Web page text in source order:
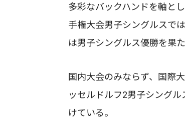
多彩なバックハンドを軸と
手権大会男子シングルスで
は男子シングルス優勝を果
国内大会のみならず、国際
ッセルドルフ2男子シング
けている。